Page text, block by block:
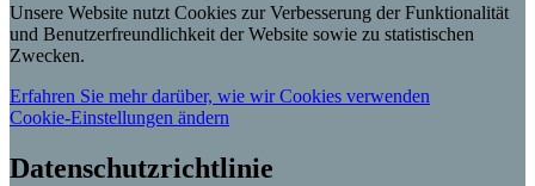
Unsere Website nutzt Cookies zur Verbesserung der Funktionalität
und Benutzerfreundlichkeit der Website sowie zu statistischen
Zwecken.
Erfahren Sie mehr darüber, wie wir Cookies verwenden
Cookie-Einstellungen ändern
Datenschutzrichtlinie